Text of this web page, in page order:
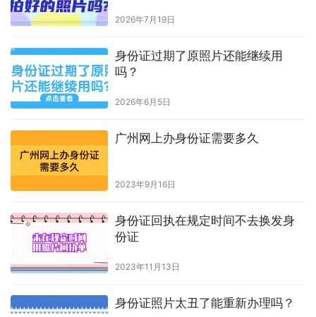
2026年7月19日
身份证过期了原照片还能继续用
吗？
2026年6月5日
广州网上办身份证需要多久
2023年9月16日
身份证回执在规定时间不去换发身
份证
2023年11月13日
身份证照片太丑了能重新办理吗？